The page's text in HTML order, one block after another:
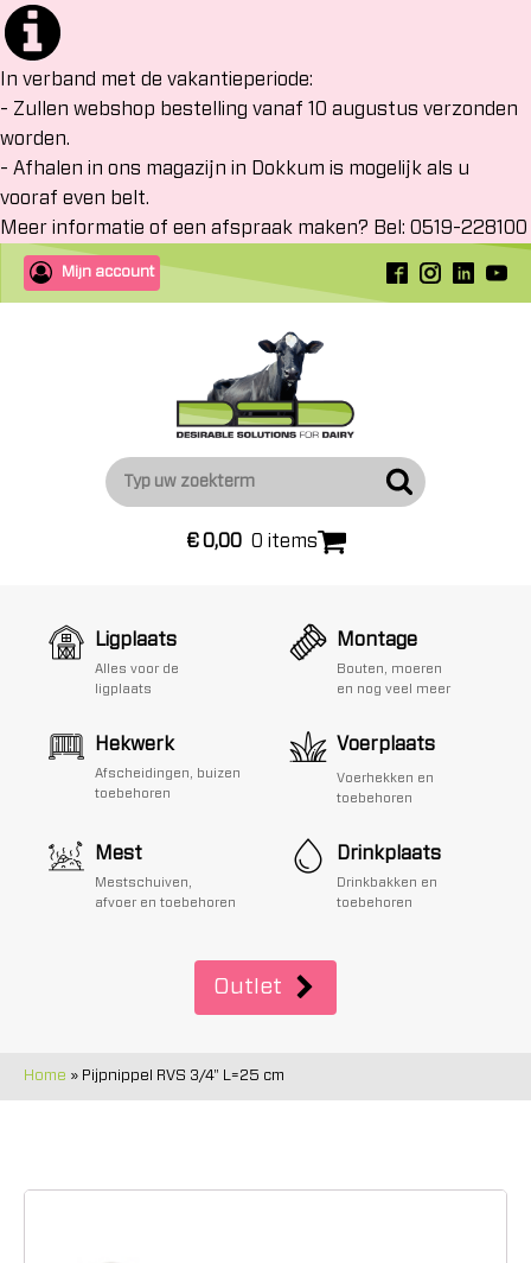
In verband met de vakantieperiode:
- Zullen webshop bestelling vanaf 10 augustus verzonden
worden.
- Afhalen in ons magazijn in Dokkum is mogelijk als u
vooraf even belt.
Meer informatie of een afspraak maken? Bel: 0519-228100
Mijn account
€0,00 0 items
Ligplaats
Alles voor de
ligplaats
Montage
Bouten, moeren
en nog veel meer
Hekwerk
Afscheidingen, buizen
toebehoren
Voerplaats
Voerhekken en
toebehoren
Mest
Mestschuiven,
afvoer en toebehoren
Drinkplaats
Drinkbakken en
toebehoren
Outlet
Home » Pijpnippel RVS 3/4" L=25 cm